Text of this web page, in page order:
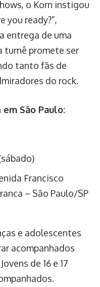
o Korn instigou
you ready?”,
entrega de uma
turnê promete ser
tanto fãs de
do rock.
São Paulo:
Francisco
– São Paulo/SP
e adolescentes
acompanhados
de 16 e 17